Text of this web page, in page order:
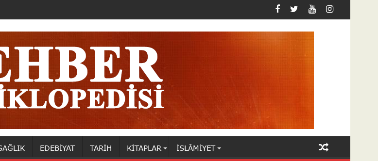
EDEBIYAT TARIH KITAPLAR İSLÂMIYET